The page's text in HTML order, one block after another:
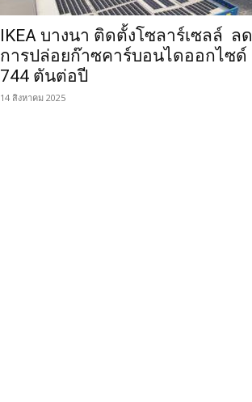
IKEA บางนา ติดตั้งโซลาร์เซลล์ ลด
การปล่อยก๊าซคาร์บอนไดออกไซด์
744 ตันต่อปี
14 สิงหาคม 2025